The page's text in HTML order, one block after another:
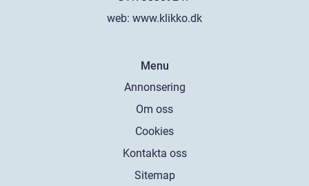
web: www.klikko.dk
Menu
Annonsering
Om oss
Cookies
Kontakta oss
Sitemap